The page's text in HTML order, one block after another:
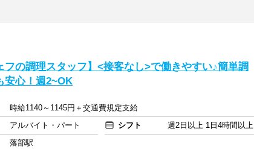
フの調理スタッフ】<接客なし>で働きやすい♪簡単調
安心！週2~OK
時給1140～1145円＋交通費規定支給
アルバイト・パート シフト
週2日以上 1日4時間以上
落部駅